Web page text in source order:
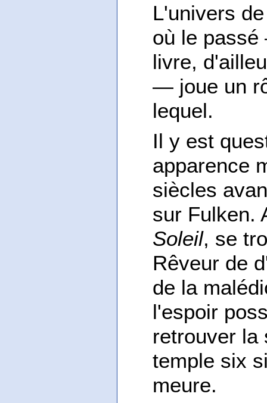
L'univers
où le
livre,
— joue un
lequel.
Il y est
apparence
siècles
sur Fulken.
Soleil, se
Rêveur de
de la
l'espoir
retrouver la
temple six
meure.